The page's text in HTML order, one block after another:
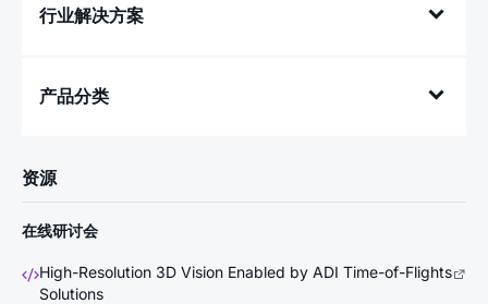
行业解决方案
产品分类
资源
在线研讨会
High-Resolution 3D Vision Enabled by ADI Time-of-Flights
Solutions